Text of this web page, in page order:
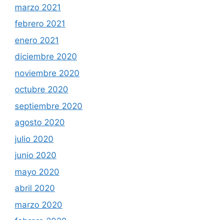
marzo 2021
febrero 2021
enero 2021
diciembre 2020
noviembre 2020
octubre 2020
septiembre 2020
agosto 2020
julio 2020
junio 2020
mayo 2020
abril 2020
marzo 2020